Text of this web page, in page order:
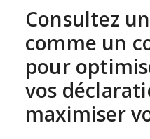
Consultez
comme un
pour
vos
maximiser